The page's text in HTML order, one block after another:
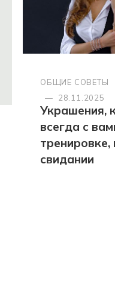
ОБЩИЕ СОВЕТЫ
—
28.11.2025
Украшения,
всегда с
тренировке,
свидании